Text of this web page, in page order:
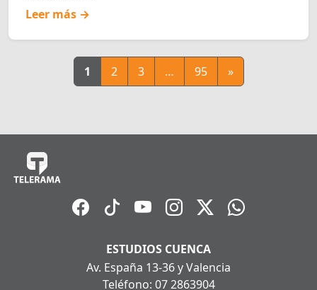
Leer más →
1 2 3 … 95 »
ESTUDIOS CUENCA
Av. España 13-36 y Valencia
Teléfono: 07 2863904